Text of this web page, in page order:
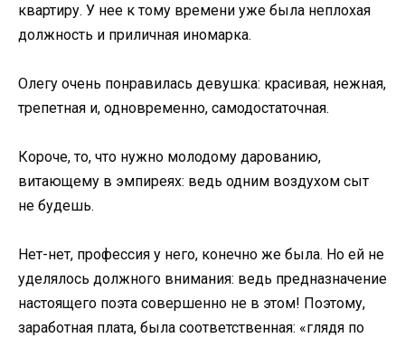
квартиру. У нее к тому времени уже была неплохая
должность и приличная иномарка.
Олегу очень понравилась девушка: красивая, нежная,
трепетная и, одновременно, самодостаточная.
Короче, то, что нужно молодому дарованию,
витающему в эмпиреях: ведь одним воздухом сыт
не будешь.
Нет-нет, профессия у него, конечно же была. Но ей не
уделялось должного внимания: ведь предназначение
настоящего поэта совершенно не в этом! Поэтому,
заработная плата, была соответственная: «глядя по